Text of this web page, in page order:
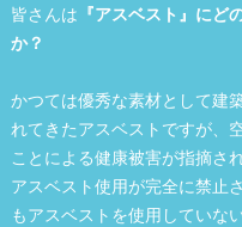
皆さんは 『アスベスト』にど
か？
かつては優秀な素材として建
れてきたアスベストですが、
ことによる健康被害が指摘さ
アスベスト使用が完全に禁止
もアスベストを使用していな